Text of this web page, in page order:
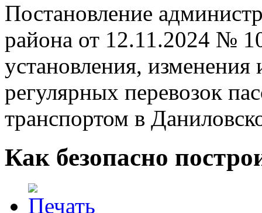
Постановление
района от 12.11.2024 №
установления,
регулярных перевозок
транспортом в
Как безопасно